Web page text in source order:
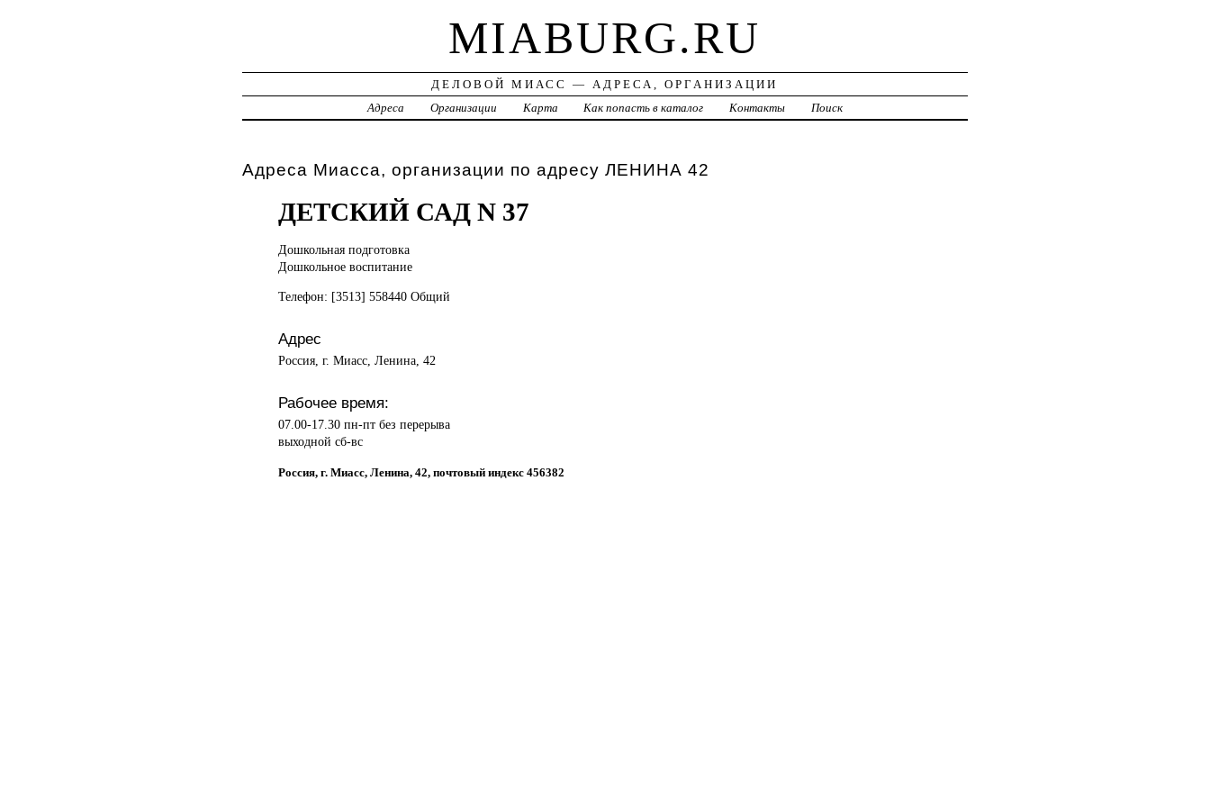
MIABURG.RU
ДЕЛОВОЙ МИАСС — АДРЕСА, ОРГАНИЗАЦИИ
Адреса
Организации Карта Как попасть в каталог Контакты Поиск
Адреса Миасса, организации по адресу ЛЕНИНА 42
ДЕТСКИЙ САД N 37
Дошкольная подготовка
Дошкольное воспитание
Телефон: [3513] 558440 Общий
Адрес
Россия, г. Миасс, Ленина, 42
Рабочее время:
07.00-17.30 пн-пт без перерыва
выходной сб-вс
Россия, г. Миасс, Ленина, 42, почтовый индекс 456382